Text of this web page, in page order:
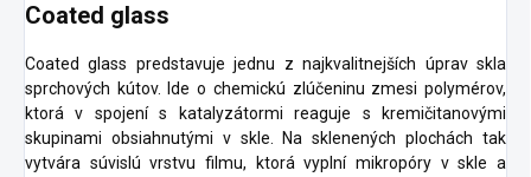
Coated glass
Coated glass predstavuje jednu z najkvalitnejších úprav skla
sprchových kútov. Ide o chemickú zlúčeninu zmesi polymérov,
ktorá v spojení s katalyzátormi reaguje s kremičitanovými
skupinami obsiahnutými v skle. Na sklenených plochách tak
vytvára súvislú vrstvu filmu, ktorá vyplní mikropóry v skle a